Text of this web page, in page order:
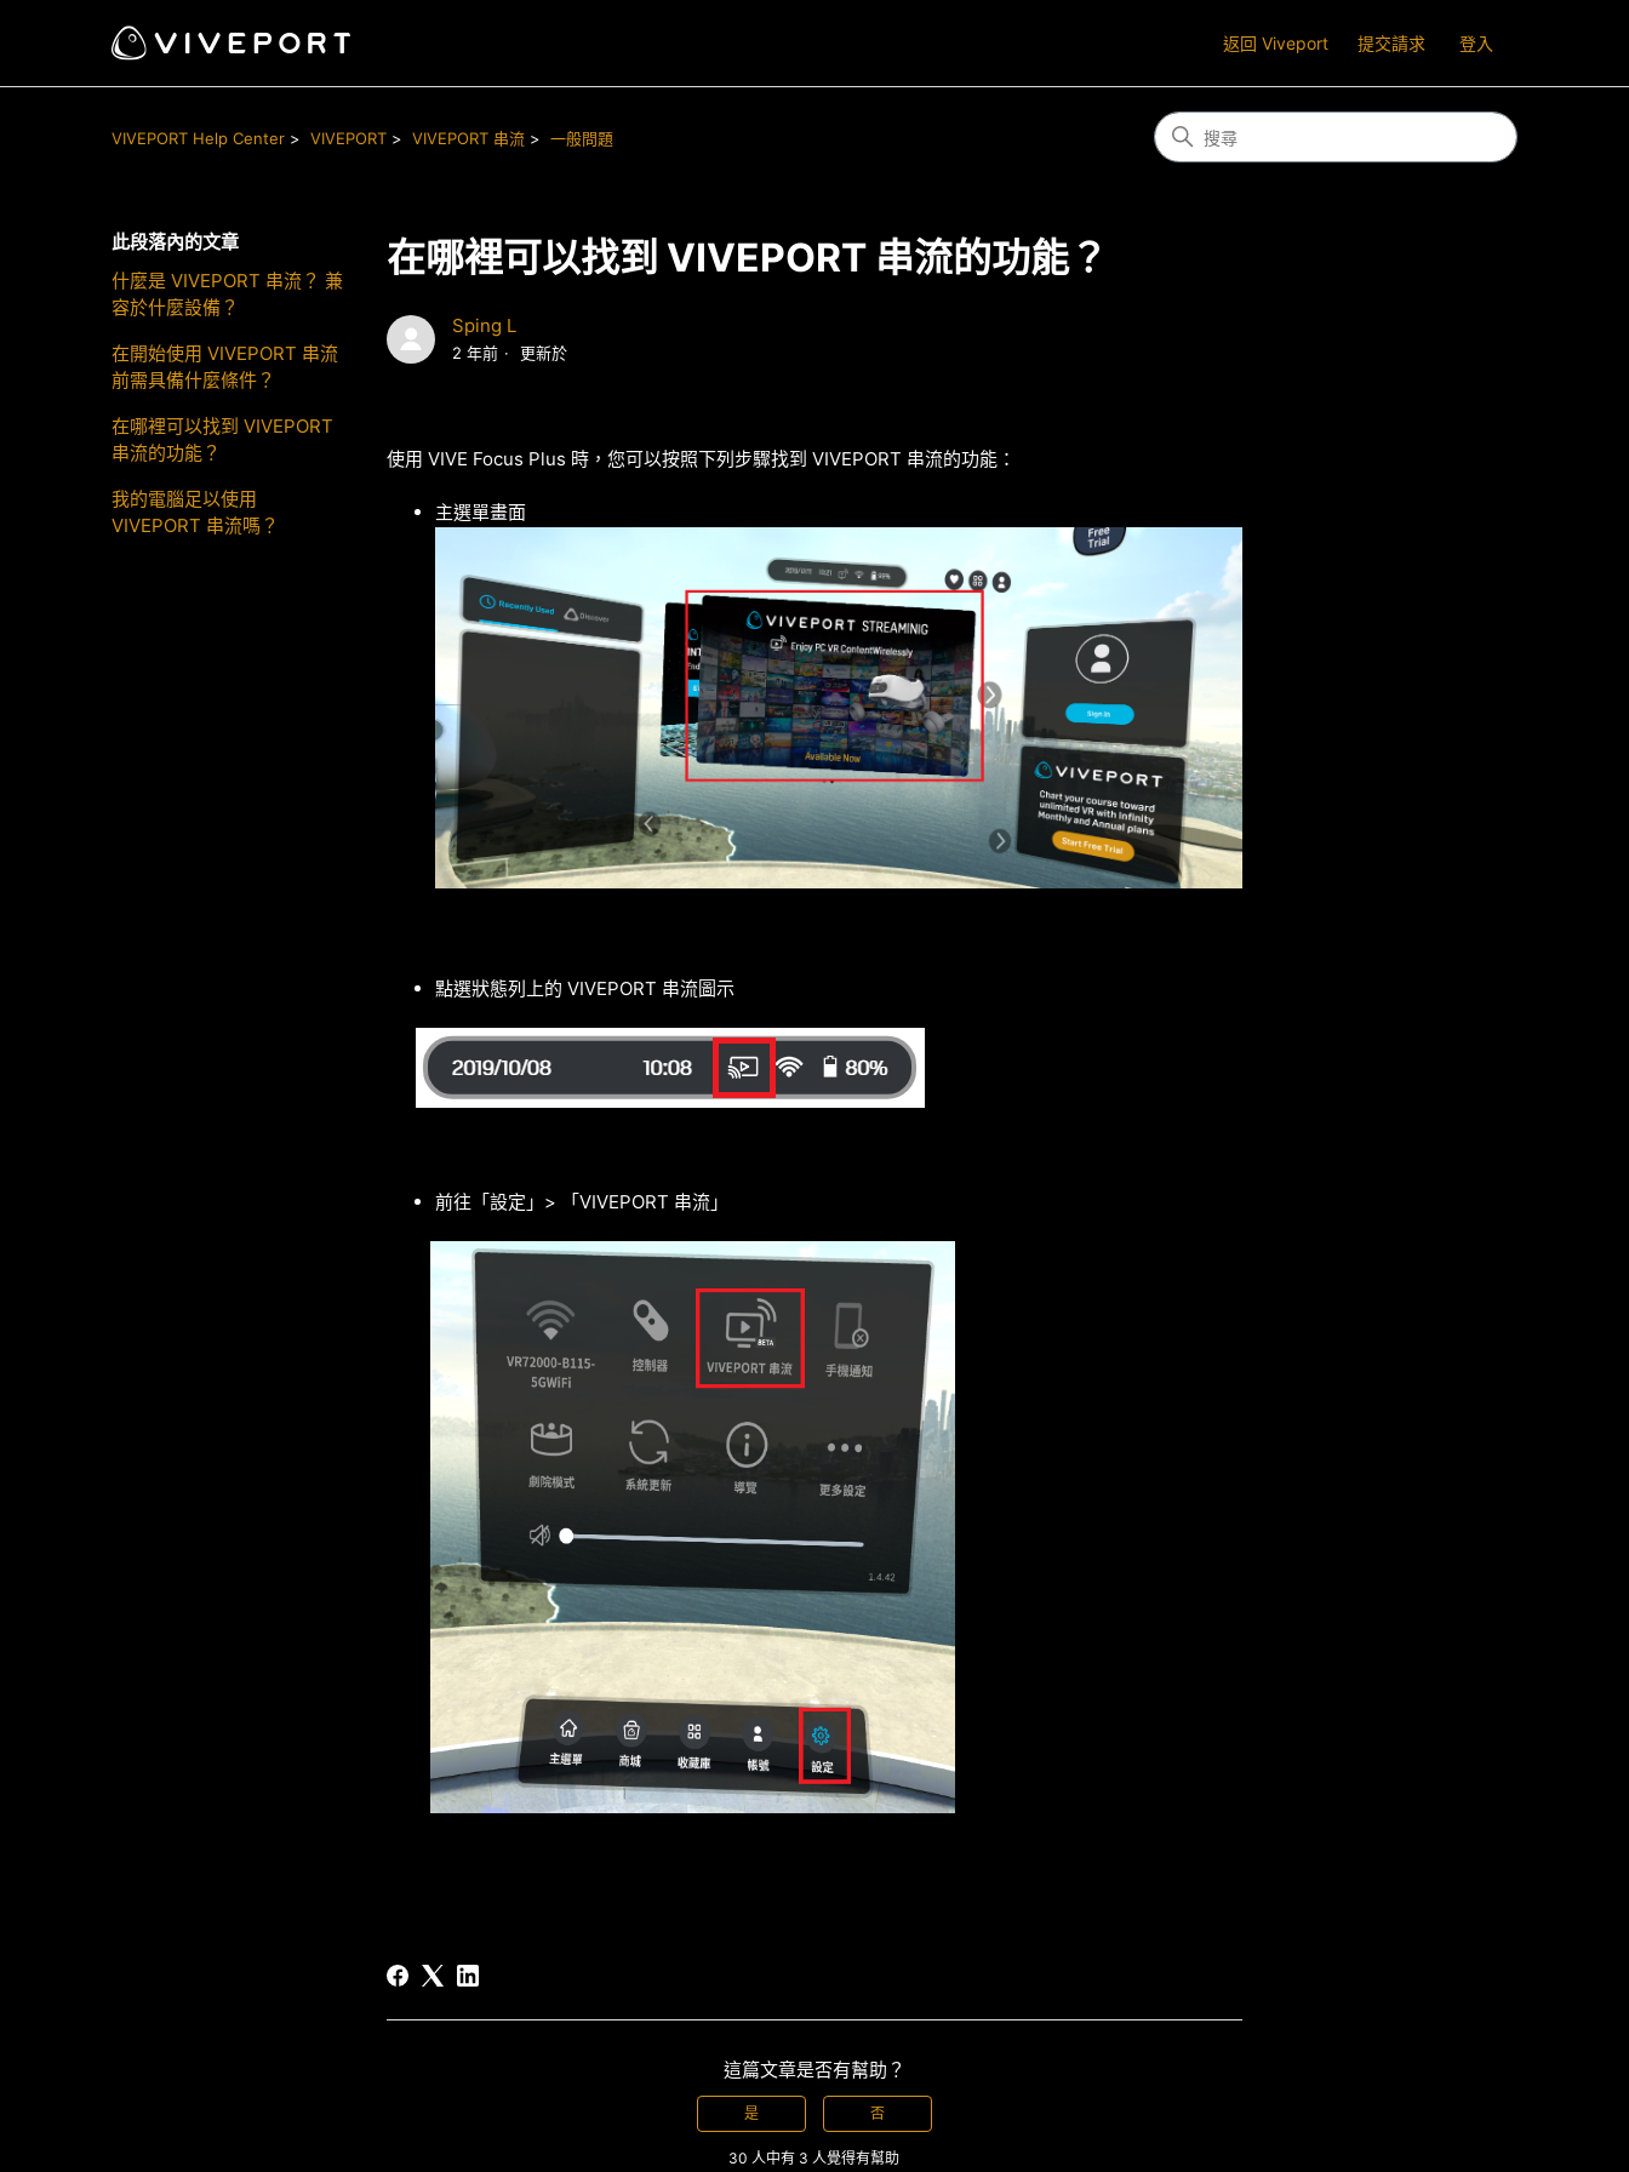
返回 Viveport 提交請求 登入
VIVEPORT Help Center VIVEPORT VIVEPORT 串流 一般問題
此段落內的文章
什麼是 VIVEPORT 串流？ 兼
容於什麼設備？
在開始使用 VIVEPORT 串流
前需具備什麼條件？
在哪裡可以找到 VIVEPORT
串流的功能？
我的電腦足以使用
VIVEPORT 串流嗎？
在哪裡可以找到 VIVEPORT 串流的功能？
Sping L
2 年前 更新於
使用 VIVE Focus Plus 時，您可以按照下列步驟找到 VIVEPORT 串流的功能：
主選單畫面
點選狀態列上的 VIVEPORT 串流圖示
前往「設定」> 「VIVEPORT 串流」
這篇文章是否有幫助？
是 否
30 人中有 3 人覺得有幫助